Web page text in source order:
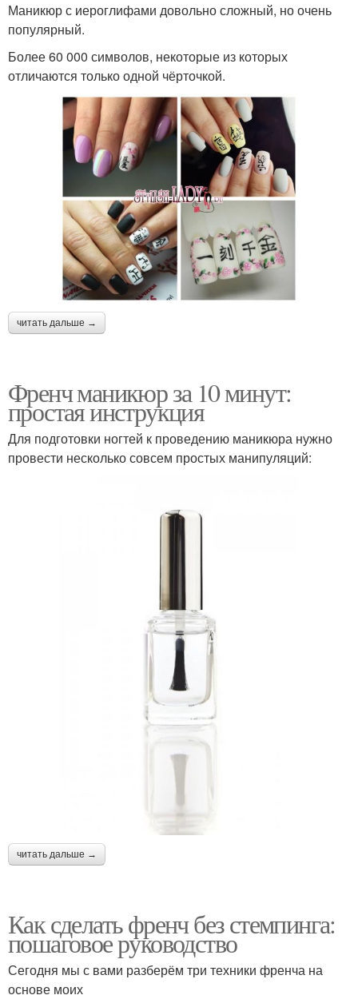
Маникюр с иероглифами довольно сложный, но очень
популярный.
Более 60 000 символов, некоторые из которых
отличаются только одной чёрточкой.
читать дальше →
Френч маникюр за 10 минут:
простая инструкция
Для подготовки ногтей к проведению маникюра нужно
провести несколько совсем простых манипуляций:
читать дальше →
Как сделать френч без стемпинга:
пошаговое руководство
Сегодня мы с вами разберём три техники френча на
основе моих